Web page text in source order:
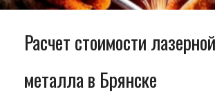
Расчет стоимости
металла в Брянске